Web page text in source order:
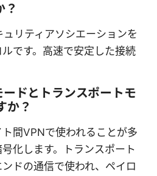
？
リティアソシエーションを
です。高速で安定した接続
ドとトランスポートモ
か？
間VPNで使われることが多
化します。トランスポート
ドの通信で使われ、ペイロ